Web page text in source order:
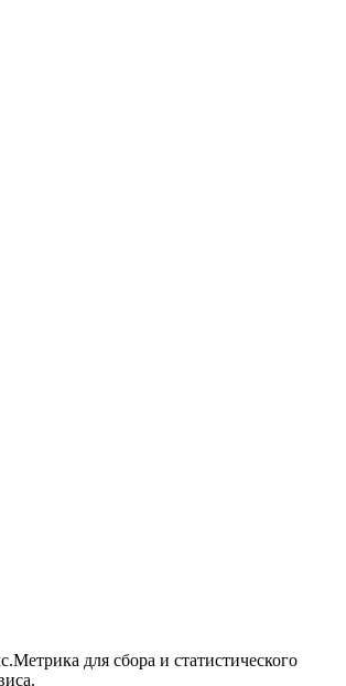
для сбора и статистического